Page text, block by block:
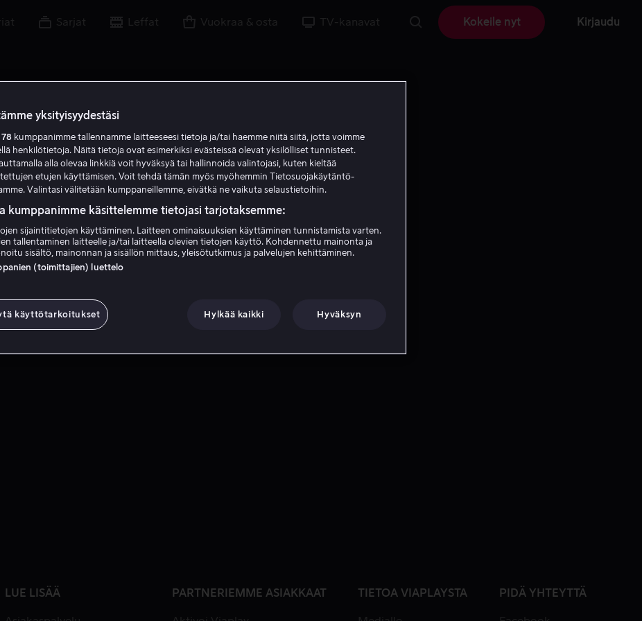
Sarjat Leffat Vuokraa & osta TV-kanavat Kokeile nyt Kirjaudu
A W
Andrew Waller
LUE LISÄÄ PARTNERIEMME ASIAKKAAT TIETOA VIAPLAYSTA PIDÄ YHTEYTTÄ
yksityisyydestäsi
78 kumppanimme tallennamme laitteeseesi tietoja ja/tai haemme niitä siitä, jotta voimme
henkilötietoja. Näitä tietoja ovat esimerkiksi evästeissä olevat yksilölliset tunnisteet.
alla olevaa linkkiä voit hyväksyä tai hallinnoida valintojasi, kuten kieltää
etujen käyttämisen. Voit tehdä tämän myös myöhemmin Tietosuojakäytäntö-
Valintasi välitetään kumppaneillemme, eivätkä ne vaikuta selaustietoihin.
kumppanimme käsittelemme tietojasi tarjotaksemme:
sijaintitietojen käyttäminen. Laitteen ominaisuuksien käyttäminen tunnistamista varten.
tallentaminen laitteelle ja/tai laitteella olevien tietojen käyttö. Kohdennettu mainonta ja
sisältö, mainonnan ja sisällön mittaus, yleisötutkimus ja palvelujen kehittäminen.
(toimittajien) luettelo
käyttötarkoitukset Hylkää kaikki Hyväksyn